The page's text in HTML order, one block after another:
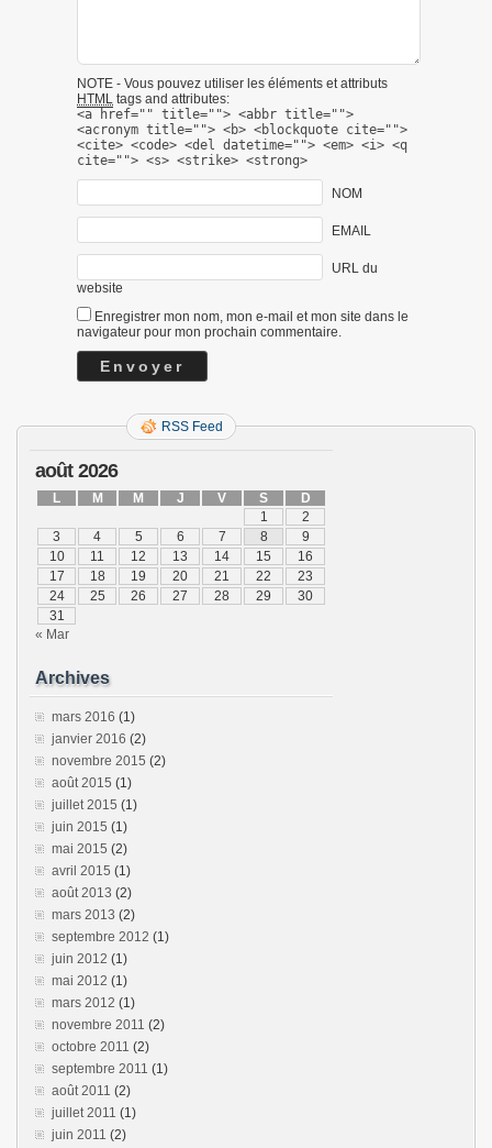
NOTE - Vous pouvez utiliser les éléments et attributs
HTML tags and attributes:
<a href="" title=""> <abbr title="">
<acronym title=""> <b> <blockquote cite="">
<cite> <code> <del datetime=""> <em> <i> <q
cite=""> <s> <strike> <strong>
NOM
EMAIL
URL du
website
Enregistrer mon nom, mon e-mail et mon site dans le
navigateur pour mon prochain commentaire.
RSS Feed
août 2026
L M M J V S
D
1
2
3
4 5 6 7 8
9
10
11 12 13 14 15
16
17
18 19 20 21 22
23
24
25 26 27 28 29
30
31
« Mar
Archives
mars 2016 (1)
janvier 2016 (2)
novembre 2015 (2)
août 2015 (1)
juillet 2015 (1)
juin 2015 (1)
mai 2015 (2)
avril 2015 (1)
août 2013 (2)
mars 2013 (2)
septembre 2012 (1)
juin 2012 (1)
mai 2012 (1)
mars 2012 (1)
novembre 2011 (2)
octobre 2011 (2)
septembre 2011 (1)
août 2011 (2)
juillet 2011 (1)
juin 2011 (2)